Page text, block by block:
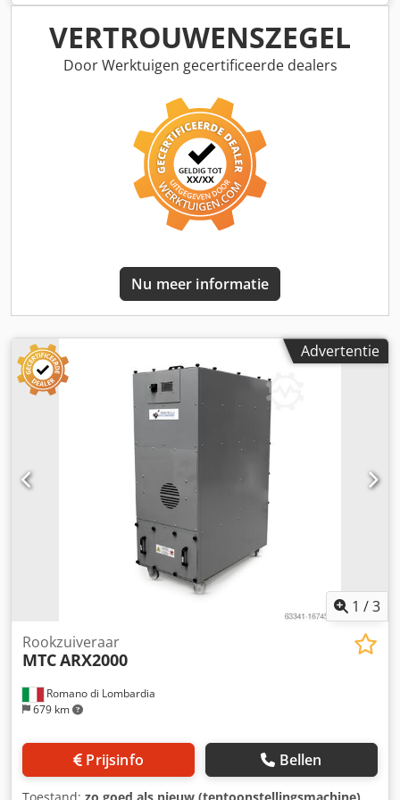
zachte materialen . Machine heeft een uitlading van 1260
mm zaaglengte ca2300mm Dcodpfxozivv Do Ammsk
zaaghoogte ca 900mm
VERTROUWENSZEGEL
Door Werktuigen gecertificeerde dealers
Nu meer informatie
Advertentie
1 /3
Romano di Lombardia
679 km
Rookzuiveraar
MTCARX2000
Prijsinfo Bellen